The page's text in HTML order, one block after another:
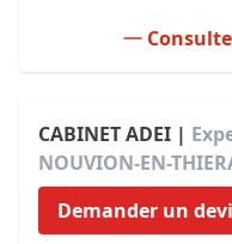
CABINET ADEI |
NOUVION-EN-
Demander un